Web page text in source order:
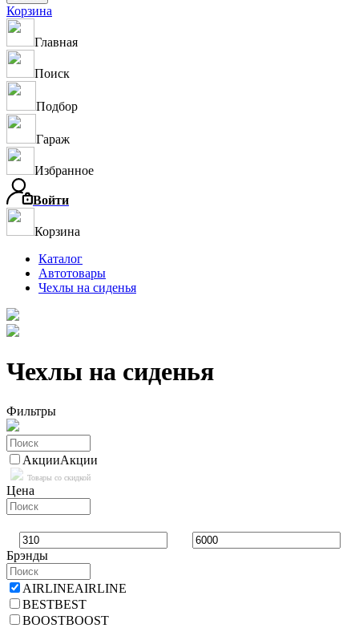
Корзина
Главная
Поиск
Подбор
Гараж
Избранное
Войти
Корзина
Каталог
Автотовары
Чехлы на сиденья
Чехлы на сиденья
Фильтры
АкцииАкции
Товары со скидкой
Цена
Брэнды
AIRLINEAIRLINE
BESTBEST
BOOSTBOOST